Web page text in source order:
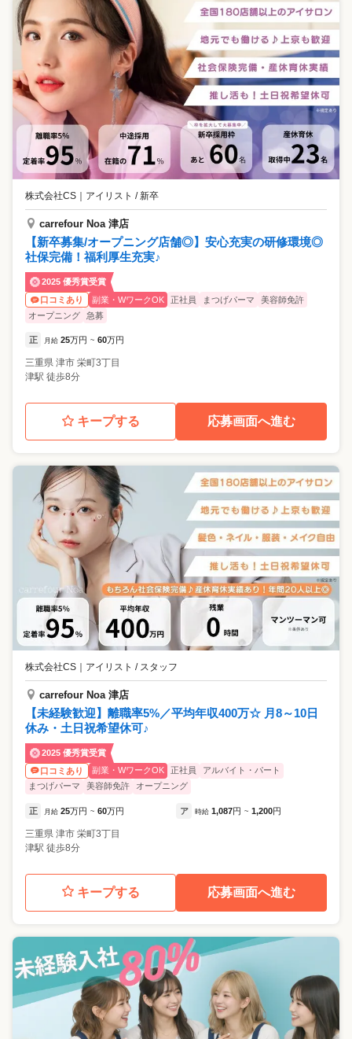
株式会社CS アイリスト / 新卒
carrefour Noa 津店
【新卒募集/オープニング店舗◎】安心充実の研修環境◎
社保完備！福利厚生充実♪
2025 優秀賞受賞
口コミあり
副業・WワークOK 正社員 まつげパーマ
美容師免許
オープニング
急募
正 月給 25万円 ~ 60万円
三重県 津市 栄町3丁目
津駅 徒歩8分
キープする 応募画面へ進む
株式会社CS ｜ アイリスト / スタッフ
carrefour Noa 津店
【未経験歓迎】離職率5%／平均年収400万☆ 月8～10日
休み・土日祝希望休可♪
2025 優秀賞受賞
口コミあり
副業・WワークOK 正社員
アルバイト・パート
まつげパーマ
美容師免許 オープニング
正 月給 25万円 ~ 60万円 ア 時給 1,087円 ~ 1,200円
三重県 津市 栄町3丁目
津駅 徒歩8分
キープする 応募画面へ進む